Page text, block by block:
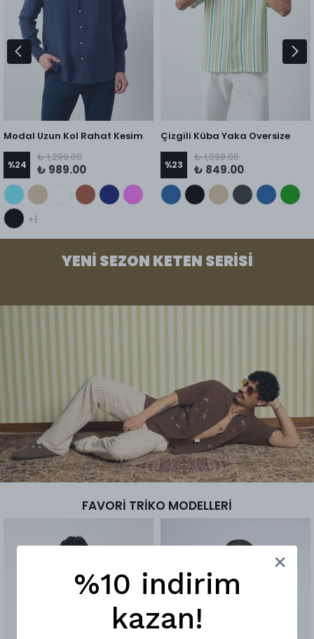
Modal Uzun Kol Rahat Kesim
Erkek Gömlek
%24
₺ 1,299.00
₺ 989.00
+1
Çizgili Küba Yaka Oversize
Erkek Gömlek
%23
₺ 1,099.00
₺ 849.00
YENİ SEZON KETEN SERİSİ
FAVORİ TRİKO MODELLERİ
%10 indirim
kazan!